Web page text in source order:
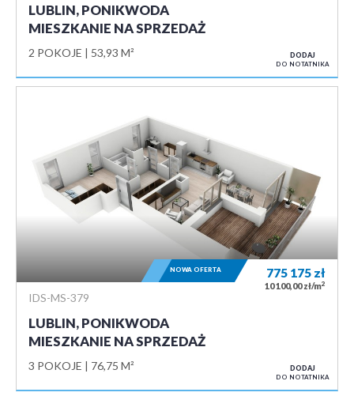
LUBLIN, PONIKWODA
MIESZKANIE NA SPRZEDAŻ
2 POKOJE 53,93 M² DODAJ
DO NOTATNIKA
IDS-MS-379
LUBLIN, PONIKWODA
MIESZKANIE NA SPRZEDAŻ
3 POKOJE 76,75 M²
775 175 zł
10 100,00 zł/m2
NOWA OFERTA
DODAJ
DO NOTATNIKA